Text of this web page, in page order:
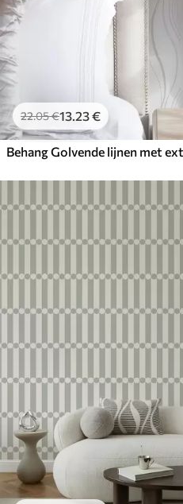
22.05€13.23€